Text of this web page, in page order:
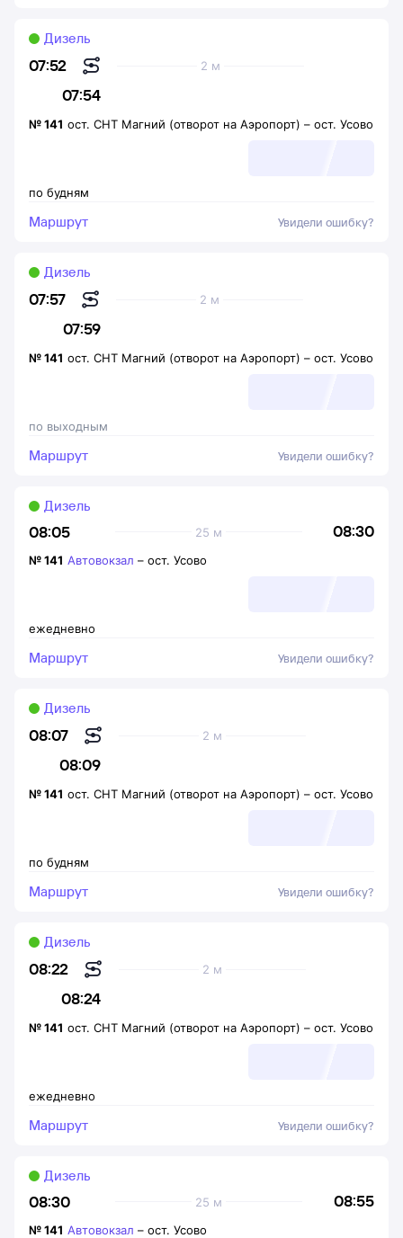
07:52
07:54
2 м
Дизель
по будням
№141 ост. СНТ Магний (отворот на Аэропорт) – ост. Усово
Маршрут Увидели ошибку?
07:57
07:59
2 м
Дизель
по выходным
№141 ост. СНТ Магний (отворот на Аэропорт) – ост. Усово
Маршрут Увидели ошибку?
08:05 08:30
25 м
Дизель
ежедневно
№141 Автовокзал – ост. Усово
Маршрут Увидели ошибку?
08:07
08:09
2 м
Дизель
по будням
№141 ост. СНТ Магний (отворот на Аэропорт) – ост. Усово
Маршрут Увидели ошибку?
08:22
08:24
2 м
Дизель
ежедневно
№141 ост. СНТ Магний (отворот на Аэропорт) – ост. Усово
Маршрут Увидели ошибку?
08:30 08:55
25 м
Дизель
№141 Автовокзал – ост. Усово